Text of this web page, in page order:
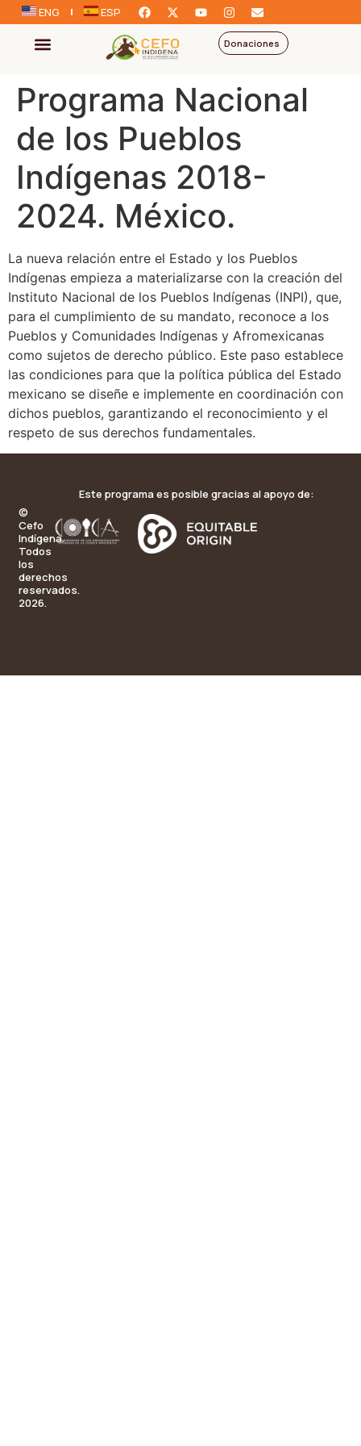
ENG ESP
Donaciones
Programa Nacional
de los Pueblos
Indígenas 2018-
2024. México.
La nueva relación entre el Estado y los Pueblos
Indígenas empieza a materializarse con la creación del
Instituto Nacional de los Pueblos Indígenas (INPI), que,
para el cumplimiento de su mandato, reconoce a los
Pueblos y Comunidades Indígenas y Afromexicanas
como sujetos de derecho público. Este paso establece
las condiciones para que la política pública del Estado
mexicano se diseñe e implemente en coordinación con
dichos pueblos, garantizando el reconocimiento y el
respeto de sus derechos fundamentales.
©
Cefo
Indígena.
Todos
los
derechos
reservados.
2026.
Este programa es posible gracias al apoyo de: